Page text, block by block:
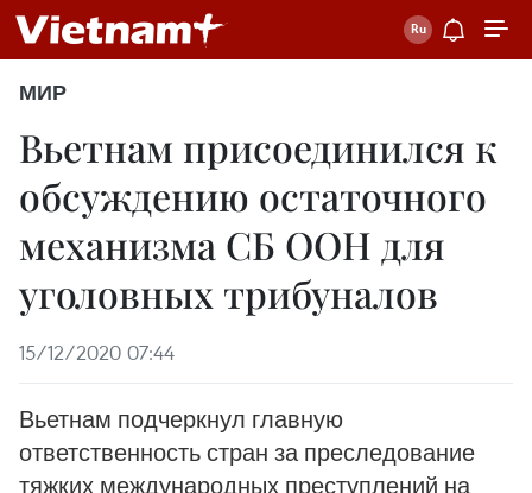
МИР
Вьетнам присоединился к
обсуждению остаточного
механизма СБ ООН для
уголовных трибуналов
15/12/2020 07:44
Вьетнам подчеркнул главную
ответственность стран за преследование
тяжких международных преступлений на